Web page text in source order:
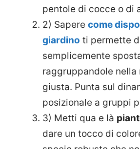
pentole di cocce o di
2) Sapere come
giardino ti permette
semplicemente
raggruppandole nella
giusta. Punta sul
posizionale a gruppi
3) Metti qua e là
dare un tocco di